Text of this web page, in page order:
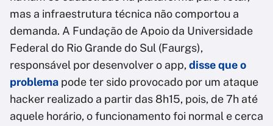
mas a infraestrutura técnica não comportou a
demanda. A Fundação de Apoio da Universidade
Federal do Rio Grande do Sul (Faurgs),
responsável por desenvolver o app, disse que o
problema pode ter sido provocado por um ataque
hacker realizado a partir das 8h15, pois, de 7h até
aquele horário, o funcionamento foi normal e cerca